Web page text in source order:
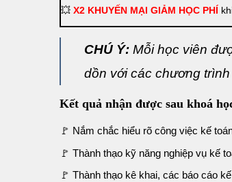
💥 X2 KHUYẾN MẠI GIẢM HỌC PHÍ
CHÚ Ý:Mỗi học viên
dồn với các chương
Kết quả nhận được sau khoá
🚩 Nắm chắc hiểu rõ công việc kế
🚩 Thành thạo kỹ năng nghiệp vụ kế
🚩 Thành thạo kê khai, các báo cáo